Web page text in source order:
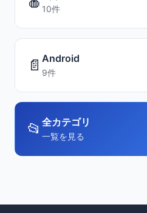
10件
📄 Android
9件
📂 全カテゴリ
一覧を見る